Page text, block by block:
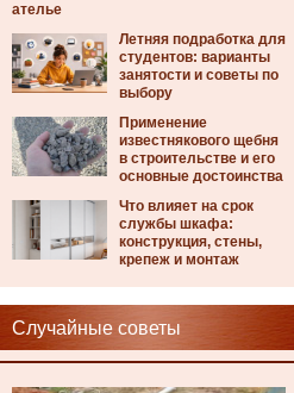
ателье
Летняя подработка для
студентов: варианты
занятости и советы по
выбору
Применение
известнякового щебня
в строительстве и его
основные достоинства
Что влияет на срок
службы шкафа:
конструкция, стены,
крепеж и монтаж
Случайные советы